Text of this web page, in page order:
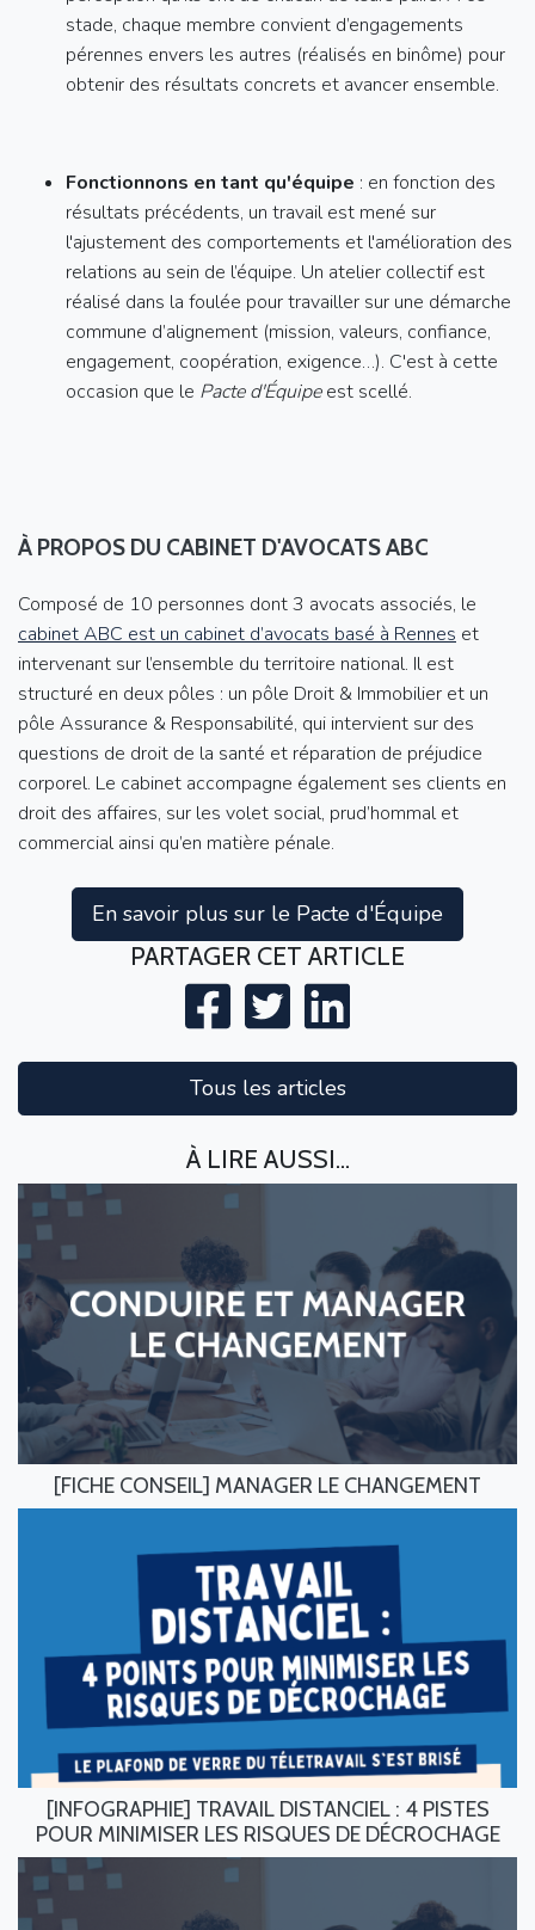
stade, chaque membre convient d’engagements
pérennes envers les autres (réalisés en binôme) pour
obtenir des résultats concrets et avancer ensemble.
Fonctionnons en tant qu'équipe : en fonction des
résultats précédents, un travail est mené sur
l'ajustement des comportements et l'amélioration des
relations au sein de l’équipe. Un atelier collectif est
réalisé dans la foulée pour travailler sur une démarche
commune d’alignement (mission, valeurs, confiance,
engagement, coopération, exigence…). C'est à cette
occasion que le Pacte d'Équipeest scellé.
À PROPOS DU CABINET D'AVOCATS ABC
Composé de 10 personnes dont 3 avocats associés, le
cabinet ABC est un cabinet d’avocats basé à Rennes et
intervenant sur l’ensemble du territoire national. Il est
structuré en deux pôles : un pôle Droit & Immobilier et un
pôle Assurance & Responsabilité, qui intervient sur des
questions de droit de la santé et réparation de préjudice
corporel. Le cabinet accompagne également ses clients en
droit des affaires, sur les volet social, prud’hommal et
commercial ainsi qu’en matière pénale.
En savoir plus sur le Pacte d'Équipe
PARTAGER CET ARTICLE
Tous les articles
À LIRE AUSSI...
[FICHE CONSEIL] MANAGER LE CHANGEMENT
[INFOGRAPHIE] TRAVAIL DISTANCIEL : 4 PISTES
POUR MINIMISER LES RISQUES DE DÉCROCHAGE